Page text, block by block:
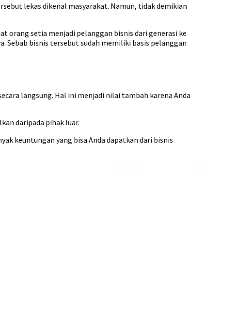
lekas dikenal masyarakat. Namun, tidak demikian
orang setia menjadi pelanggan bisnis dari generasi ke
Sebab bisnis tersebut sudah memiliki basis pelanggan
langsung. Hal ini menjadi nilai tambah karena Anda
daripada pihak luar.
keuntungan yang bisa Anda dapatkan dari bisnis